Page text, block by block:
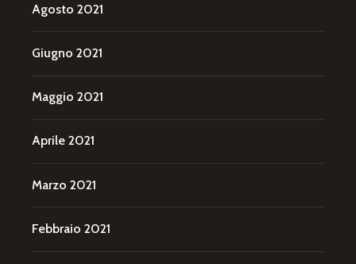
Agosto 2021
Giugno 2021
Maggio 2021
Aprile 2021
Marzo 2021
Febbraio 2021